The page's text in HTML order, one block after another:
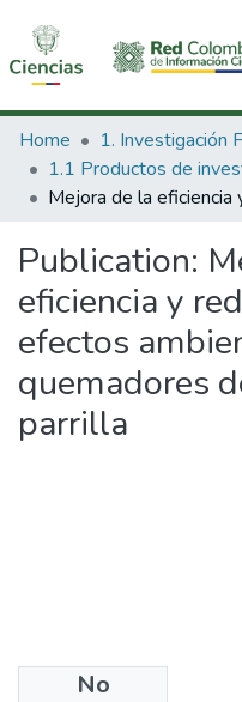
Communities & Collections
All of DSpace
Home
Publication:
eficiencia y
efectos
quemadores
parrilla
No